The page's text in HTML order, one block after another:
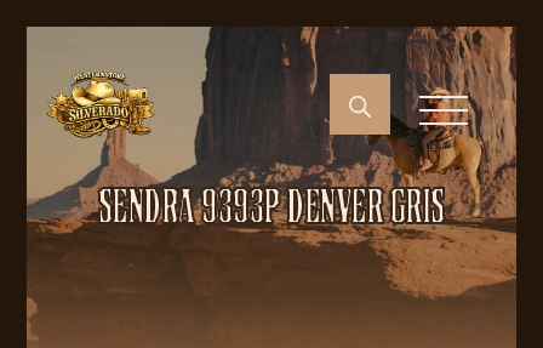
SENDRA 9393P DENVER GRIS